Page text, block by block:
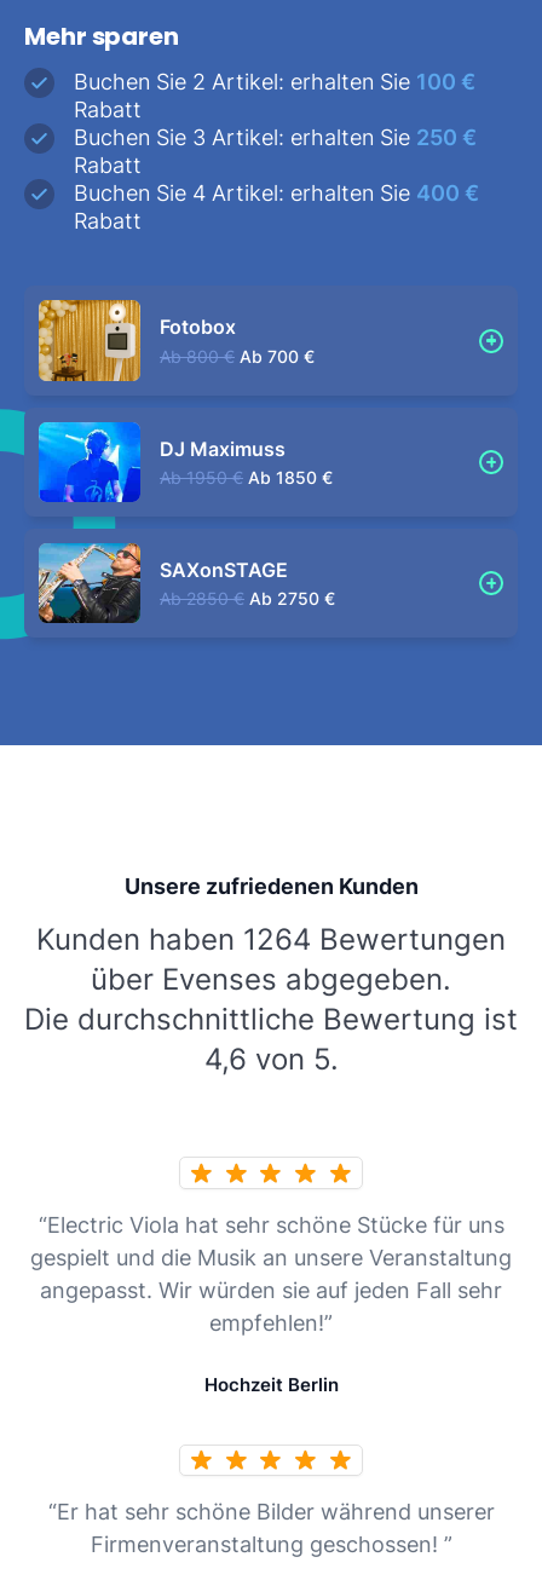
Mehr sparen
Buchen Sie 2 Artikel: erhalten Sie 100 €
Rabatt
Buchen Sie 3 Artikel: erhalten Sie 250 €
Rabatt
Buchen Sie 4 Artikel: erhalten Sie 400 €
Rabatt
Fotobox
Ab 800 € Ab 700 €
DJ Maximuss
Ab 1950 € Ab 1850 €
SAXonSTAGE
Ab 2850 € Ab 2750 €
Unsere zufriedenen Kunden
Kunden haben 1264 Bewertungen
über Evenses abgegeben.
Die durchschnittliche Bewertung ist
4,6 von 5.
“Electric Viola hat sehr schöne Stücke für uns
gespielt und die Musik an unsere Veranstaltung
angepasst. Wir würden sie auf jeden Fall sehr
empfehlen!”
Hochzeit Berlin
“Er hat sehr schöne Bilder während unserer
Firmenveranstaltung geschossen! ”